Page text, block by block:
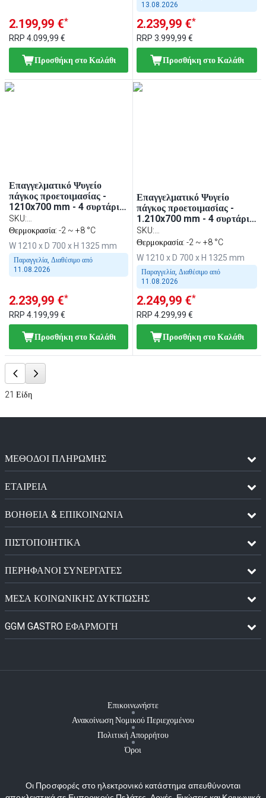
2.199,99 €*
RRP 4.099,99 €
Προσθήκη στο Καλάθι
13.08.2026
2.239,99 €*
RRP3.999,99 €
Προσθήκη στο Καλάθι
Επαγγελματικό Ψυγείο
πάγκος προετοιμασίας -
1210x700 mm - 4 συρτάρια
- για 9x GN 1/6 λεκανάκια -
περιλ. τοστιέρα επαφής
(Contact grill) & πρέσα
hamburger
SKU:
ZBF127DN#KGJ13#HM#2SBF
Θερμοκρασία: -2 ~ +8 °C
W 1210 x D 700 x H 1325 mm
Παραγγελία, Διαθέσιμο από
11.08.2026
2.239,99 €*
RRP 4.199,99 €
Προσθήκη στο Καλάθι
Επαγγελματικό Ψυγείο
πάγκος προετοιμασίας -
1.210x700 mm - 4 συρτάρια
- για 9x GN 1/6 λεκανάκια -
περιλ. τοστιέρα επαφής
(contact grill) & πρέσα
μπιφτεκιών (hamburger
press)
SKU:
ZBF127DN#KGJ12#HM#2SBF
Θερμοκρασία: -2 ~ +8 °C
W 1210 x D 700 x H 1325 mm
Παραγγελία, Διαθέσιμο από
11.08.2026
2.249,99 €*
RRP4.299,99 €
Προσθήκη στο Καλάθι
21 Είδη
ΜΈΘΟΔΟΙ ΠΛΗΡΩΜΉΣ
ΕΤΑΙΡΕΙΑ
ΒΟΗΘΕΙΑ & ΕΠΙΚΟΙΝΩΝΙΑ
ΠΙΣΤΟΠΟΙΗΤΙΚΆ
ΠΕΡΉΦΑΝΟΙ ΣΥΝΕΡΓΆΤΕΣ
ΜΈΣΑ ΚΟΙΝΩΝΙΚΉΣ ΔΥΚΤΊΩΣΗΣ
GGM GASTRO ΕΦΑΡΜΟΓΉ
Επικοινωνήστε
Ανακοίνωση Νομικού Περιεχομένου
Πολιτική Απορρήτου
Όροι
Οι Προσφορές στο ηλεκτρονικό κατάστημα απευθύνονται